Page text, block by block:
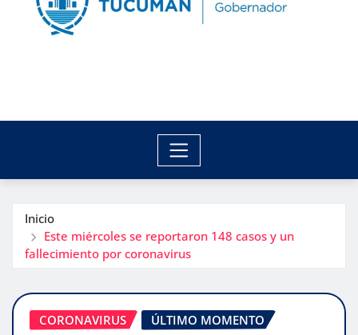
Inicio
Este miércoles se reportaron 148 casos y un
fallecimiento por coronavirus
CORONAVIRUS ÚLTIMO MOMENTO